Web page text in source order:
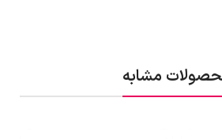
مشابه